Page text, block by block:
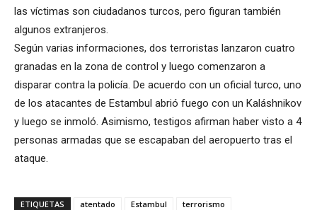
las víctimas son ciudadanos turcos, pero figuran también
algunos extranjeros.
Según varias informaciones, dos terroristas lanzaron cuatro
granadas en la zona de control y luego comenzaron a
disparar contra la policía. De acuerdo con un oficial turco, uno
de los atacantes de Estambul abrió fuego con un Kaláshnikov
y luego se inmoló. Asimismo, testigos afirman haber visto a 4
personas armadas que se escapaban del aeropuerto tras el
ataque.
ETIQUETAS atentado Estambul terrorismo